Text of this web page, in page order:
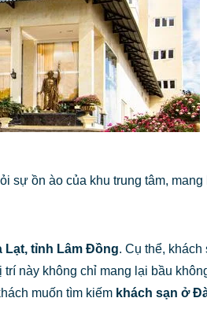
sự ồn ào của khu trung tâm,
Lạt, tỉnh Lâm Đồng. Cụ thể, khách
này không chỉ mang lại bầu
muốn tìm kiếm khách sạn ở